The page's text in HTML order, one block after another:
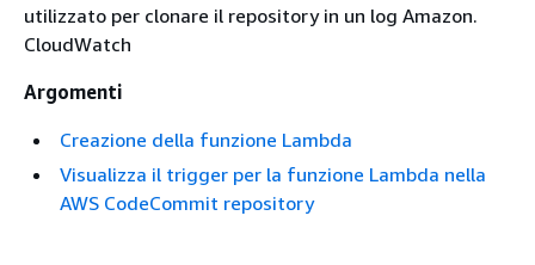
utilizzato per clonare il repository in un log Amazon.
CloudWatch
Argomenti
Creazione della funzione Lambda
Visualizza il trigger per la funzione Lambda nella
AWS CodeCommit repository